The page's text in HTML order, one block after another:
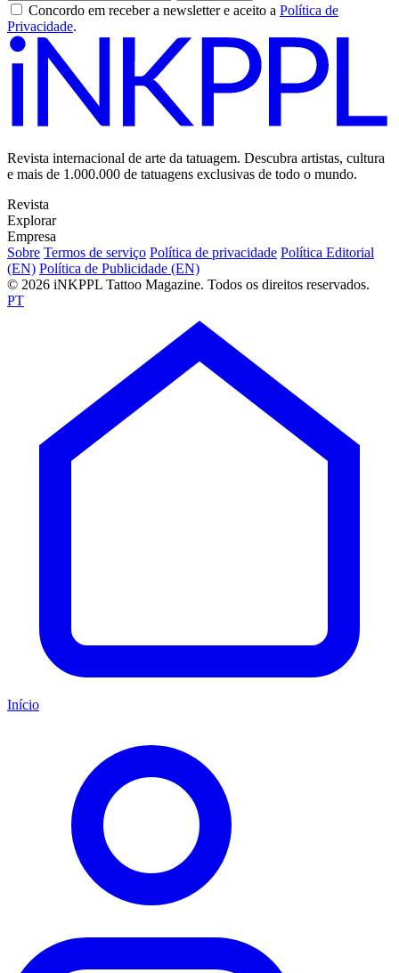
Concordo em receber a newsletter e aceito a Política de
Privacidade.
Revista internacional de arte da tatuagem. Descubra artistas, cultura
e mais de 1.000.000 de tatuagens exclusivas de todo o mundo.
Revista
Explorar
Empresa
Sobre Termos de serviço Política de privacidade Política Editorial
(EN) Política de Publicidade (EN)
© 2026 iNKPPL Tattoo Magazine. Todos os direitos reservados.
PT
Início